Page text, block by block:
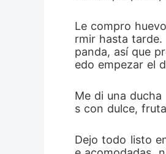
Le compro
rmir hasta tarde.
panda, así que
edo empezar el
Me di una
s con dulce,
Dejo todo listo